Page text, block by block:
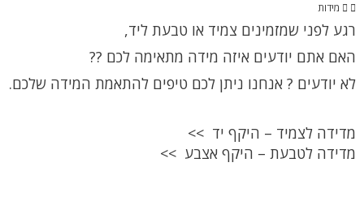
מידות
רגע לפני שמזמינים צמיד או טבעת ליד,
האם אתם יודעים איזה מידה מתאימה לכם ??
לא יודעים ? אנחנו ניתן לכם טיפים להתאמת המידה שלכם.
מדידה לצמיד – היקף יד >>
מדידה לטבעת – היקף אצבע >>